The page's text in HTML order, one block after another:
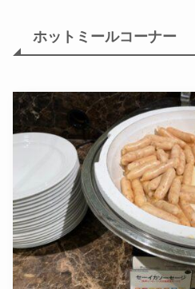
ホットミールコーナー